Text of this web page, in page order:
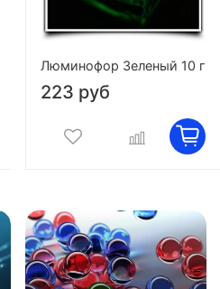
Люминофор Зеленый 10 г
223 руб